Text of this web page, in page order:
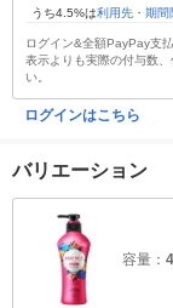
うち4.5%は利用先・期間
ログイン&全額PayPay支
表示よりも実際の付与数
い。
ログインはこちら
バリエーション
容量：